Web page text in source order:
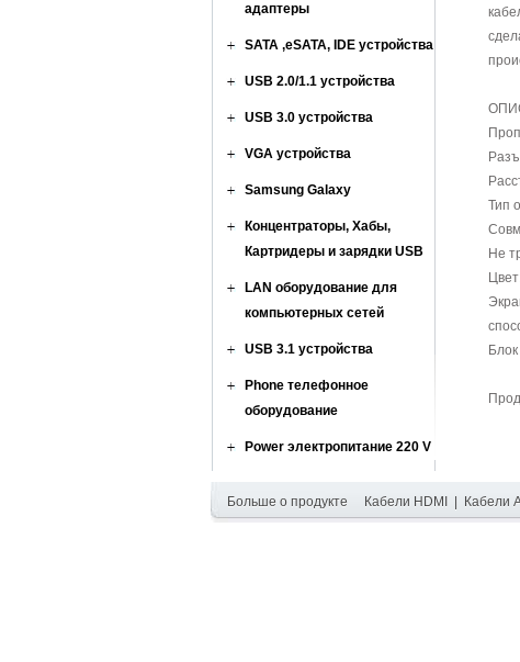
адаптеры
SATA ,eSATA, IDE устройства
USB 2.0/1.1 устройства
USB 3.0 устройства
VGA устройства
Samsung Galaxy
Концентраторы, Хабы,
Картридеры и зарядки USB
LAN оборудование для
компьютерных сетей
USB 3.1 устройства
Phone телефонное
оборудование
Power электропитание 220 V
Тип
Не
Больше о продукте Кабели HDMI Кабели